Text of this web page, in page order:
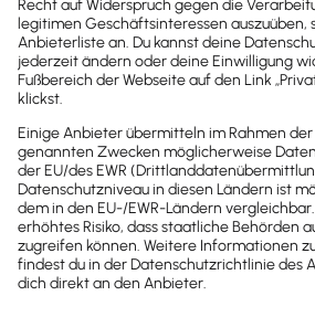
So richtest du deine Demo-
in Lexware Office ein >>>
Datensatz zum Download